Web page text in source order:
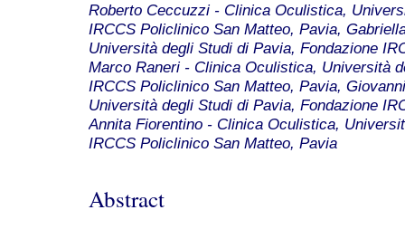
Roberto Ceccuzzi - Clinica Oculistica,
IRCCS Policlinico San Matteo, Pavia,
Università degli Studi di Pavia, Fondazione
Marco Raneri - Clinica Oculistica, Università
IRCCS Policlinico San Matteo, Pavia,
Università degli Studi di Pavia, Fondazione
Annita Fiorentino - Clinica Oculistica,
IRCCS Policlinico San Matteo, Pavia
Abstract